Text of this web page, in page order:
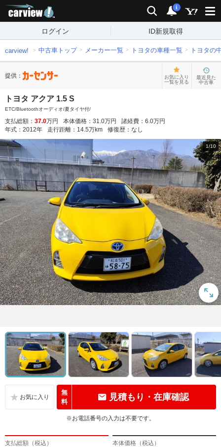
検索 通知
i
ログイン ID新規取得
carview! 中古車トップ メーカー一覧 トヨタの車種一覧 トヨタの
提供：
お気に入り
一覧を見る
最近見た
中古車
トヨタ アクア 1.5 S
ETC/Bluetoothオーディオ/夏タイヤ付/
支払総額： 37.0万円 本体価格： 31.0万円 諸経費： 6.0万円
年式： 2012年 走行距離： 14.5万km 修復歴： なし
1/10
無
料
見積もり・在庫確認
※お電話番号の入力は不要です。
支払総額（税込） 本体価格（税込）